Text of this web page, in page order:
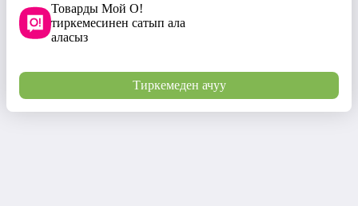
Товарды Мой О!
тиркемесинен сатып ала
аласыз
Тиркемеден ачуу